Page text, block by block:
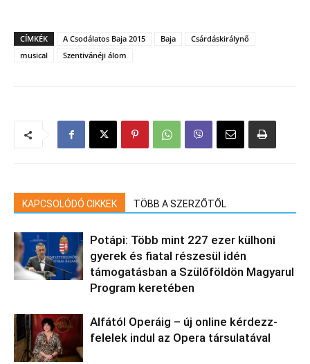
CÍMKÉK A Csodálatos Baja 2015 Baja
Csárdáskirálynő
musical
Szentivánéji álom
KAPCSOLÓDÓ CIKKEK TÖBB A SZERZŐTŐL
Potápi: Több mint 227 ezer külhoni
gyerek és fiatal részesül idén
támogatásban a Szülőföldön Magyarul
Program keretében
Alfától Operáig – új online kérdezz-
felelek indul az Opera társulatával